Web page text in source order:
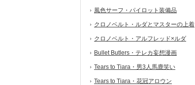
風色サーフ・パイロット装備品
クロノベルト・ルダとマスターの上着
クロノベルト・アルフレッド×ルダ
Bullet Butlers・テレカ妄想漫画
Tears to Tiara・男3人馬鹿笑い
Tears to Tiara・花冠アロウン